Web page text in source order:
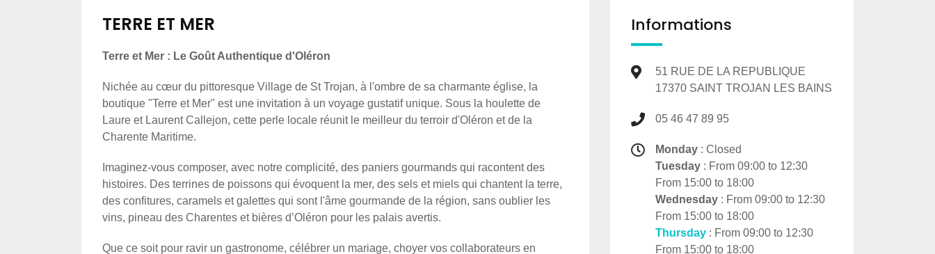
TERRE ET MER
Terre et Mer : Le Goût Authentique d'Oléron
Nichée au cœur du pittoresque Village de St Trojan, à l'ombre de sa charmante église, la
boutique "Terre et Mer" est une invitation à un voyage gustatif unique. Sous la houlette de
Laure et Laurent Callejon, cette perle locale réunit le meilleur du terroir d'Oléron et de la
Charente Maritime.
Imaginez-vous composer, avec notre complicité, des paniers gourmands qui racontent des
histoires. Des terrines de poissons qui évoquent la mer, des sels et miels qui chantent la terre,
des confitures, caramels et galettes qui sont l'âme gourmande de la région, sans oublier les
vins, pineau des Charentes et bières d’Oléron pour les palais avertis.
Que ce soit pour ravir un gastronome, célébrer un mariage, choyer vos collaborateurs en
Informations
51 RUE DE LA REPUBLIQUE
17370 SAINT TROJAN LES BAINS
05 46 47 89 95
Monday : Closed
Tuesday : From 09:00 to 12:30
From 15:00 to 18:00
Wednesday : From 09:00 to 12:30
From 15:00 to 18:00
Thursday : From 09:00 to 12:30
From 15:00 to 18:00